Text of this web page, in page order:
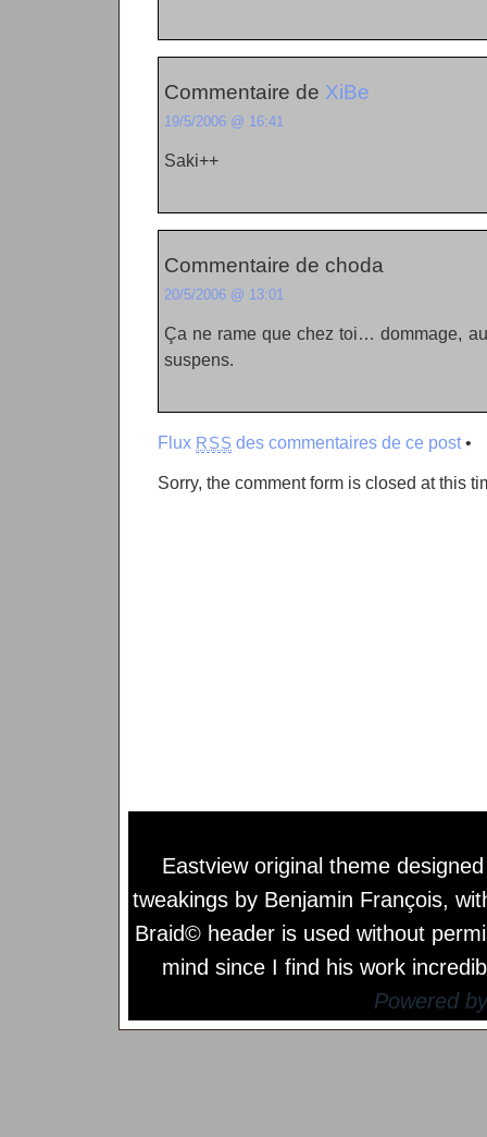
Commentaire de XiBe
19/5/2006 @ 16:41
Saki++
Commentaire de choda
20/5/2006 @ 13:01
Ça ne rame que chez toi… dommage,
suspens.
Flux RSS des commentaires de ce post•
Sorry, the comment form is closed at this
Eastview original theme
tweakings by Benjamin François,
Braid© header is used without
mind since I find his work
Powered